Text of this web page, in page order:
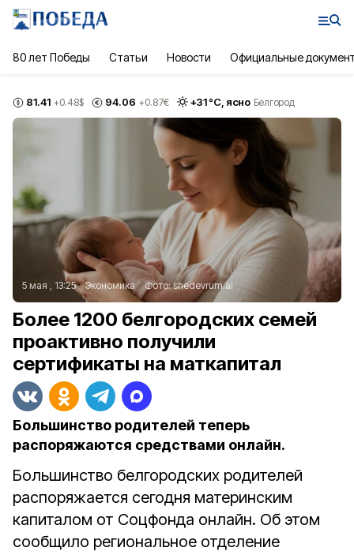
80 лет Победы Статьи Новости Официальные
81.41 +0.48$ 94.06 +0.87€ +31°С, ясно Белгород
5 мая , 13:25 Экономика Фото:shedevrum.ai
Более 1200 белгородских семей
проактивно получили
сертификаты на маткапитал
Большинство родителей теперь
распоряжаются средствами онлайн.
Большинство белгородских родителей
распоряжается сегодня материнским
капиталом от Соцфонда онлайн. Об этом
сообщило региональное отделение